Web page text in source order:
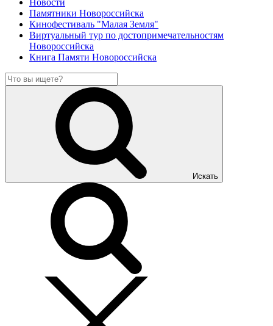
Новости
Памятники Новороссийска
Кинофестиваль "Малая Земля"
Виртуальный тур по достопримечательностям
Новороссийска
Книга Памяти Новороссийска
Искать